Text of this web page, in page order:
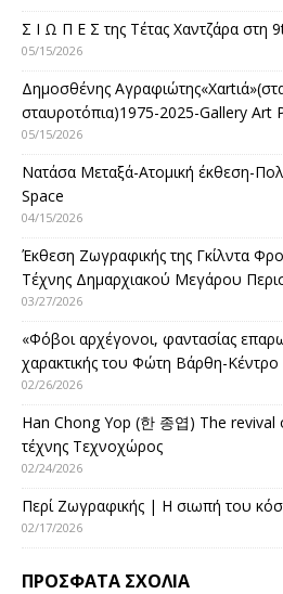
Σ Ι Ω Π Ε Σ της Τέτας Χαντζάρα στη
05/15/2026
Δημοσθένης
σταυροτόπια)1975-2025-Gallery Art
05/15/2026
Νατάσα Μεταξά-Ατομική έκθεση-
Space
04/15/2026
Έκθεση Ζωγραφικής της Γκίλντα
Τέχνης Δημαρχιακού Μεγάρου
03/27/2026
«Φόβοι αρχέγονοι, φαντασίας
χαρακτικής του Φώτη Βάρθη-
02/26/2026
Han Chong Yop (한 종엽) The
τέχνης Τεχνοχώρος
02/24/2026
Περί Ζωγραφικής | Η σιωπή του
02/17/2026
ΠΡΌΣΦΑΤΑ ΣΧΌΛΙΑ